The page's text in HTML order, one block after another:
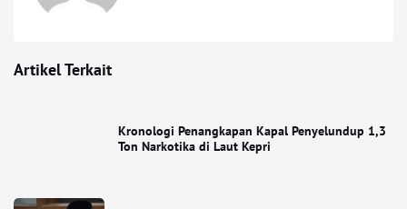
Artikel Terkait
Kronologi Penangkapan Kapal Penyelundup 1,3
Ton Narkotika di Laut Kepri